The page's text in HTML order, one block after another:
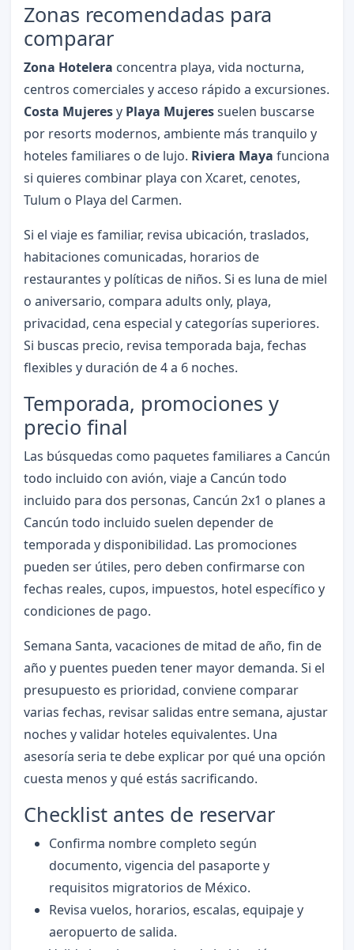
Zonas recomendadas para
comparar
Zona Hotelera concentra playa, vida nocturna,
centros comerciales y acceso rápido a excursiones.
Costa Mujeresy Playa Mujeressuelen buscarse
por resorts modernos, ambiente más tranquilo y
hoteles familiares o de lujo. Riviera Maya funciona
si quieres combinar playa con Xcaret, cenotes,
Tulum o Playa del Carmen.
Si el viaje es familiar, revisa ubicación, traslados,
habitaciones comunicadas, horarios de
restaurantes y políticas de niños. Si es luna de miel
o aniversario, compara adults only, playa,
privacidad, cena especial y categorías superiores.
Si buscas precio, revisa temporada baja, fechas
flexibles y duración de 4 a 6 noches.
Temporada, promociones y
precio final
Las búsquedas como paquetes familiares a Cancún
todo incluido con avión, viaje a Cancún todo
incluido para dos personas, Cancún 2x1 o planes a
Cancún todo incluido suelen depender de
temporada y disponibilidad. Las promociones
pueden ser útiles, pero deben confirmarse con
fechas reales, cupos, impuestos, hotel específico y
condiciones de pago.
Semana Santa, vacaciones de mitad de año, fin de
año y puentes pueden tener mayor demanda. Si el
presupuesto es prioridad, conviene comparar
varias fechas, revisar salidas entre semana, ajustar
noches y validar hoteles equivalentes. Una
asesoría seria te debe explicar por qué una opción
cuesta menos y qué estás sacrificando.
Checklist antes de reservar
Confirma nombre completo según
documento, vigencia del pasaporte y
requisitos migratorios de México.
Revisa vuelos, horarios, escalas, equipaje y
aeropuerto de salida.